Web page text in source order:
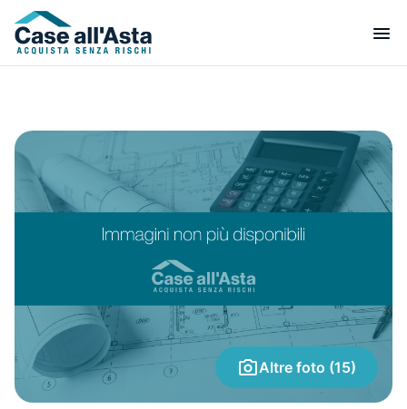
Altre foto (15)